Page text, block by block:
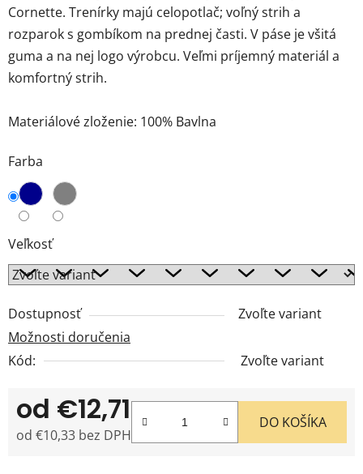
Cornette. Trenírky majú celopotlač; voľný strih a
rozparok s gombíkom na prednej časti. V páse je všitá
guma a na nej logo výrobcu. Veľmi príjemný materiál a
komfortný strih.
Materiálové zloženie: 100% Bavlna
Farba
Veľkosť
Dostupnosť
Zvoľte variant
Možnosti doručenia
Kód:
Zvoľte variant
od €12,71
od €10,33 bez DPH
DO KOŠÍKA